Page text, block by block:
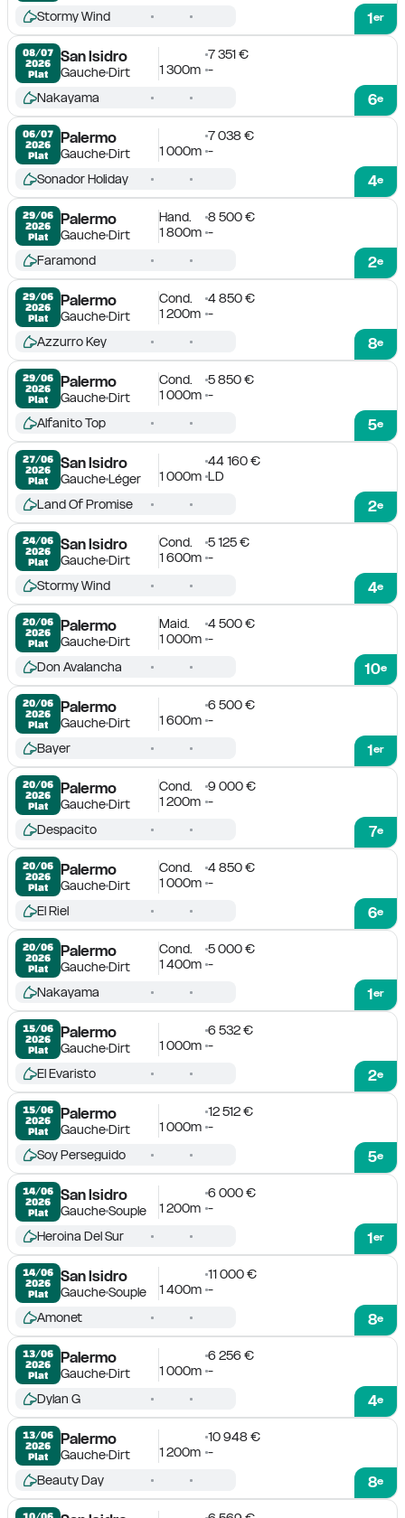
1er
Stormy Wind
08/07
2026
Plat
San Isidro
GaucheDirt
7 351 €
1 300m -
6e
Nakayama
06/07
2026
Plat
Palermo
GaucheDirt
7 038 €
1 000m -
4e
Sonador Holiday
29/06
2026
Plat
Palermo
GaucheDirt
Hand.
8 500 €
1 800m -
2e
Faramond
29/06
2026
Plat
Palermo
GaucheDirt
Cond.
4 850 €
1 200m -
8e
Azzurro Key
29/06
2026
Plat
Palermo
GaucheDirt
Cond.
5 850 €
1 000m -
5e
Alfanito Top
27/06
2026
Plat
San Isidro
GaucheLéger
44 160 €
1 000m LD
2e
Land Of Promise
24/06
2026
Plat
San Isidro
GaucheDirt
Cond.
5 125 €
1 600m -
4e
Stormy Wind
20/06
2026
Plat
Palermo
GaucheDirt
Maid.
4 500 €
1 000m -
10e
Don Avalancha
20/06
2026
Plat
Palermo
GaucheDirt
6 500 €
1 600m -
1er
Bayer
20/06
2026
Plat
Palermo
GaucheDirt
Cond.
9 000 €
1 200m -
7e
Despacito
20/06
2026
Plat
Palermo
GaucheDirt
Cond.
4 850 €
1 000m -
6e
El Riel
20/06
2026
Plat
Palermo
GaucheDirt
Cond.
5 000 €
1 400m -
1er
Nakayama
15/06
2026
Plat
Palermo
GaucheDirt
6 532 €
1 000m -
2e
El Evaristo
15/06
2026
Plat
Palermo
GaucheDirt
12 512 €
1 000m -
5e
Soy Perseguido
14/06
2026
Plat
San Isidro
GaucheSouple
6 000 €
1 200m -
1er
Heroina Del Sur
14/06
2026
Plat
San Isidro
GaucheSouple
11 000 €
1 400m -
8e
Amonet
13/06
2026
Plat
Palermo
GaucheDirt
6 256 €
1 000m -
4e
Dylan G
13/06
2026
Plat
Palermo
GaucheDirt
10 948 €
1 200m -
8e
Beauty Day